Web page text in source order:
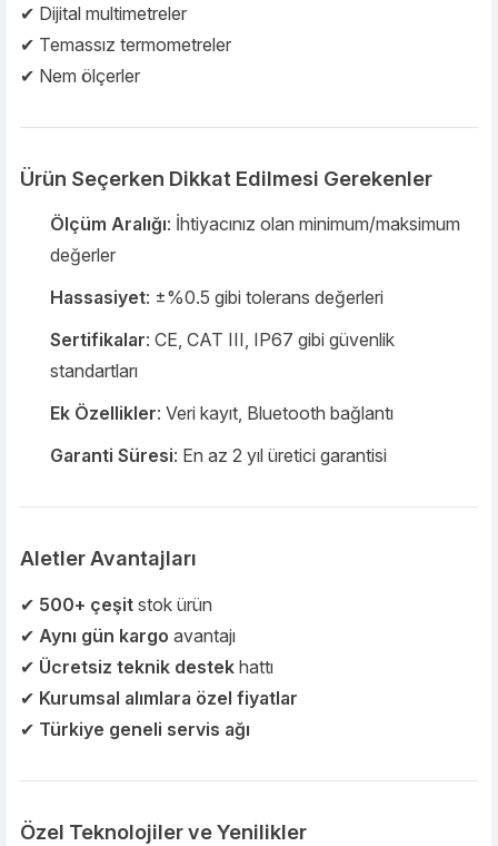
✔ Dijital multimetreler
✔ Temassız termometreler
✔ Nem ölçerler
Ürün Seçerken Dikkat Edilmesi Gerekenler
Ölçüm Aralığı: İhtiyacınız olan minimum/maksimum
değerler
Hassasiyet: ±%0.5 gibi tolerans değerleri
Sertifikalar: CE, CAT III, IP67 gibi güvenlik
standartları
Ek Özellikler: Veri kayıt, Bluetooth bağlantı
Garanti Süresi: En az 2 yıl üretici garantisi
Aletler Avantajları
✔ 500+ çeşit stok ürün
✔ Aynı gün kargo avantajı
✔ Ücretsiz teknik destek hattı
✔ Kurumsal alımlara özel fiyatlar
✔ Türkiye geneli servis ağı
Özel Teknolojiler ve Yenilikler